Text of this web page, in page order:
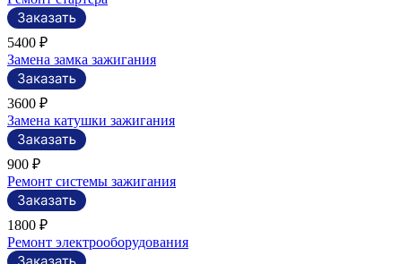
5400 ₽
Замена замка зажигания
3600 ₽
Замена катушки зажигания
900 ₽
Ремонт системы зажигания
1800 ₽
Ремонт электрооборудования